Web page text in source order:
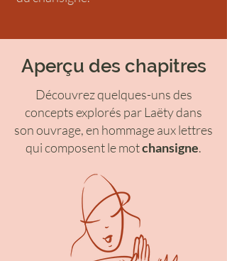
Aperçu des chapitres
Découvrez quelques-uns des
concepts explorés par Laëty dans
son ouvrage,en hommage aux lettres
qui composent le motchansigne.